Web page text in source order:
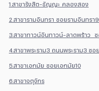
1.สาขารังสิต-ธัญญะ คลองสอง
2.สาขารามอินทรา ซอยรามอินทรา
3.สาขาทาวน์อินทาวน์-ลาดพร้าว
4.สาขาพระราม3 ถนนพระราม3 ซอ
5.สาขาเอกมัย ซอยเอกมัย10
6.สาขาจตุจักร